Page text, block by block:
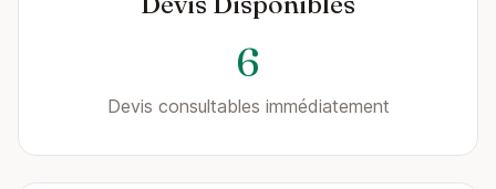
6
Devis consultables immédiatement